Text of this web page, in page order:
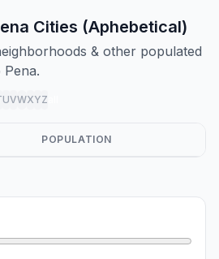
Cities (Aphebetical)
& other populated
Pena.
UVWXYZ
POPULATION